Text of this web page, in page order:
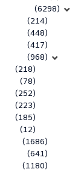
(6298)
(214)
(448)
(417)
(968)
(218)
(78)
(252)
(223)
(185)
(12)
(1686)
(641)
(1180)